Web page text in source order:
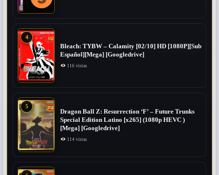
4
Bleach: TYBW – Calamity [02/10] HD [1080P][Sub
Español][Mega] [Googledrive]
116 vistas
5
Dragon Ball Z: Resurrection ‘F’ – Future Trunks
Special Edition Latino [x265] (1080p HEVC )
[Mega] [Googledrive]
114 vistas